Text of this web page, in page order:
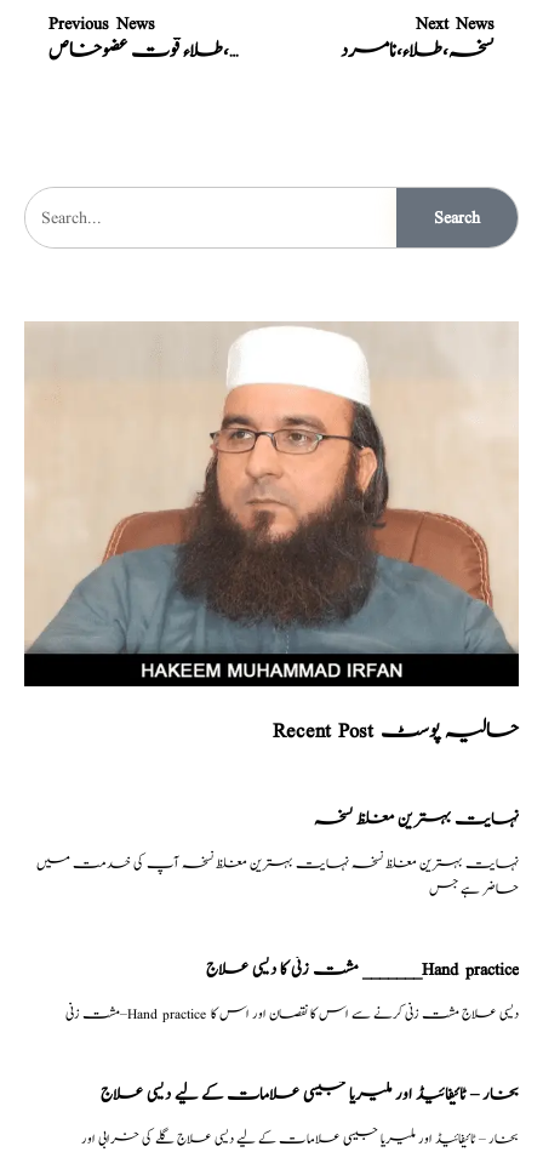
Previous News
نسخہ،طلاء قوت عضوخاص
Next News
نسخہ،طلاء،نامرد
Search
Recent Post حالیہ پوسٹ
نہایت بہترین مغلظ نسخہ
نہایت بہترین مغلظ نسخہ نہایت بہترین مغلظ نسخہ آپ کی خدمت میں
حاضر ہے جس
مشت زنی کا دیسی علاج _______Hand practice
مشت زنی–Hand practice دیسی علاج مشت زنی کرنے سے اس کا نقصان اور اس کا
بخار – ٹائیفائیڈ اور ملیریا جیسی علامات کے لیے دیسی علاج
بخار – ٹائیفائیڈ اور ملیریا جیسی علامات کے لیے دیسی علاج گلے کی خرابی اور